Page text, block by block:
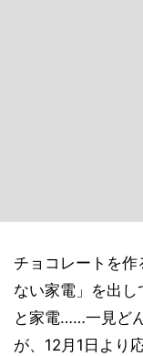
チョコレートを
ない家電」を出
と家電……一見ど
が、12月1日より